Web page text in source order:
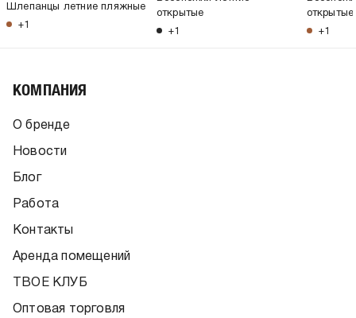
Шлепанцы летние пляжные
+1
открытые
+1
открытые
+1
КОМПАНИЯ
О бренде
Новости
Блог
Работа
Контакты
Аренда помещений
ТВОЕ КЛУБ
Оптовая торговля